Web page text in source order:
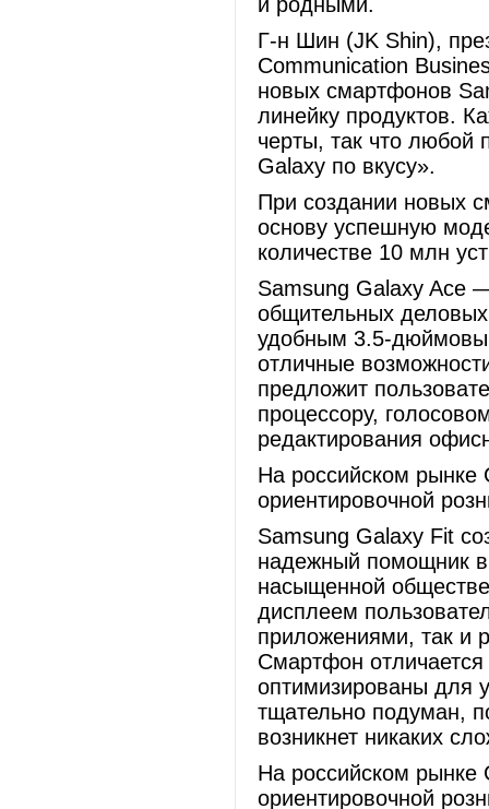
Г-н Шин (JK Shin),
Communication
новых смартфонов
линейку продуктов.
черты, так что любой
Galaxy по вкусу».
При создании новых
основу успешную
количестве 10 млн
Samsung Galaxy Ace
общительных
удобным 3.5-
отличные
предложит
процессору,
редактирования
На российском рынке
ориентировочной
Samsung Galaxy Fit
надежный помощник в
насыщенной
дисплеем
приложениями, так и
Смартфон
оптимизированы для
тщательно подуман,
возникнет никаких
На российском рынке
ориентировочной